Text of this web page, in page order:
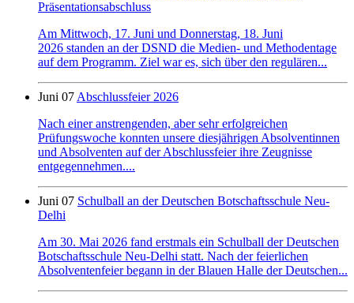
Präsentationsabschluss
Am Mittwoch, 17. Juni und Donnerstag, 18. Juni
2026 standen an der DSND die Medien- und Methodentage
auf dem Programm. Ziel war es, sich über den regulären...
Juni 07Abschlussfeier 2026
Nach einer anstrengenden, aber sehr erfolgreichen
Prüfungswoche konnten unsere diesjährigen Absolventinnen
und Absolventen auf der Abschlussfeier ihre Zeugnisse
entgegennehmen....
Juni 07 Schulball an der Deutschen Botschaftsschule Neu-
Delhi
Am 30. Mai 2026 fand erstmals ein Schulball der Deutschen
Botschaftsschule Neu-Delhi statt. Nach der feierlichen
Absolventenfeier begann in der Blauen Halle der Deutschen...